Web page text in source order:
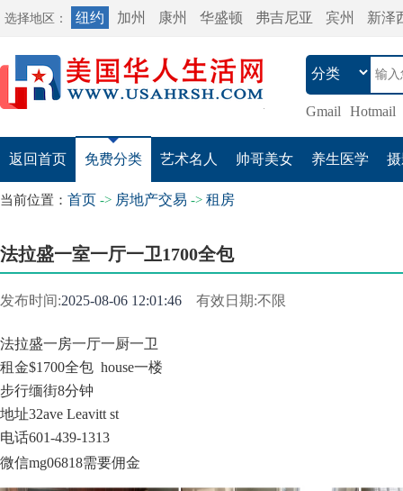
选择地区： 纽约 加州 康州 华盛顿 弗吉尼亚 宾州 新泽
Gmail Hotmail
返回首页 免费分类 艺术名人 帅哥美女 养生医学
当前位置： 首页 -> 房地产交易 -> 租房
法拉盛一室一厅一卫1700全包
发布时间:2025-08-06 12:01:46 有效日期:不限
法拉盛一房一厅一厨一卫
租金$1700全包 house一楼
步行缅街8分钟
地址32ave Leavitt st
电话601-439-1313
微信mg06818需要佣金